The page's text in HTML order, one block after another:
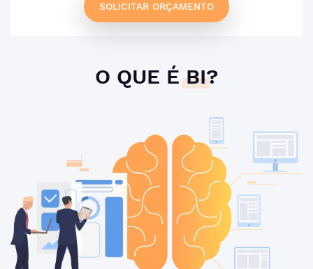
SOLICITAR ORÇAMENTO
O QUE ÉBI?